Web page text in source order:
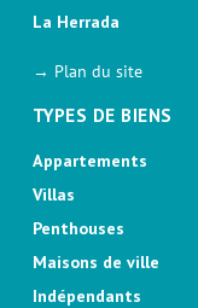
La Herrada
→ Plan du site
TYPES DE BIENS
Appartements
Villas
Penthouses
Maisons de ville
Indépendants